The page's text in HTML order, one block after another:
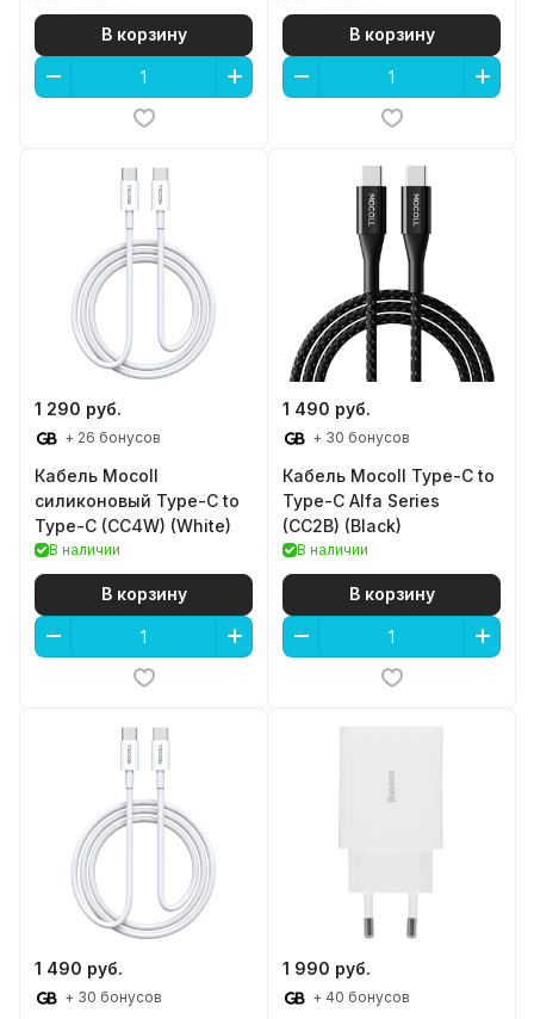
В корзину В корзину
1 290 руб.
+ 26 бонусов
Кабель Mocoll
силиконовый Type-C to
Type-C (CC4W) (White)
В наличии
В корзину
1 490 руб.
+ 30 бонусов
Кабель Mocoll Type-C to
Type-C Alfa Series
(CC2B) (Black)
В наличии
В корзину
1 490 руб.
+ 30 бонусов
1 990 руб.
+ 40 бонусов